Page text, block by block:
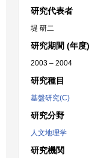
研究代表者
堤 研二
研究期間 (年度)
2003 – 2004
研究種目
基盤研究(C)
研究分野
人文地理学
研究機関